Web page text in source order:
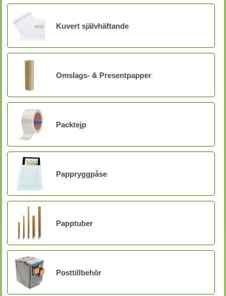
Kuvert självhäftande
Omslags- & Presentpapper
Packtejp
Pappryggpåse
Papptuber
Posttillbehör